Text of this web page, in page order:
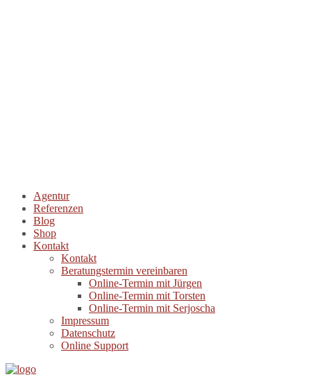
Agentur
Referenzen
Blog
Shop
Kontakt
Kontakt
Beratungstermin vereinbaren
Online-Termin mit Jürgen
Online-Termin mit Torsten
Online-Termin mit Serjoscha
Impressum
Datenschutz
Online Support